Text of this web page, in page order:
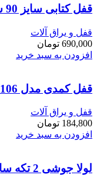
قفل کتابی سایز 90 سه کلید ایساتیس ISATIS
قفل و یراق آلات
690,000 تومان
افزودن به سبد خرید
قفل کمدی مدل TT-2106 تندیس
قفل و یراق آلات
184,800 تومان
افزودن به سبد خرید
لولا جوشی 2 تکه سایز 24